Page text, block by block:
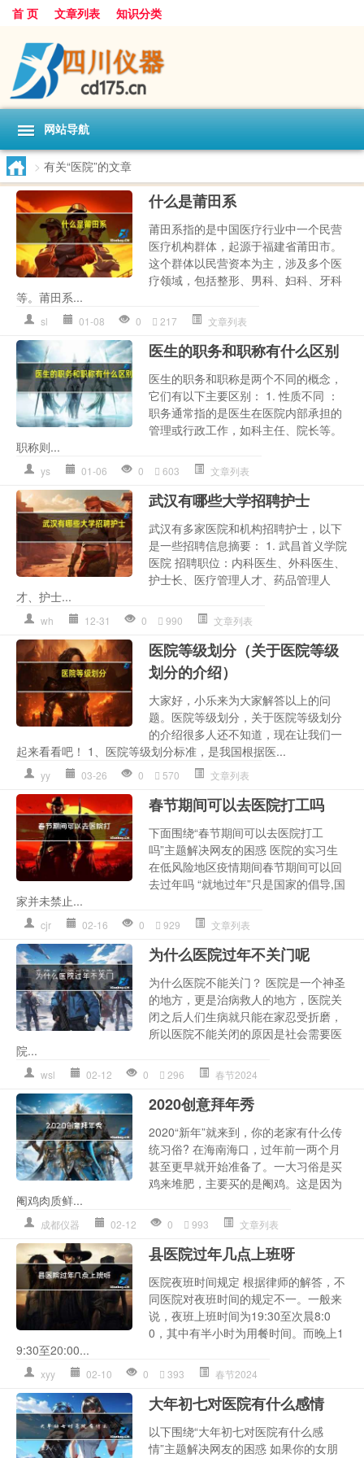
首 页 文章列表 知识分类
网站导航
> 有关“医院”的文章
什么是莆田系
莆田系指的是中国医疗行业中一个民营
医疗机构群体，起源于福建省莆田市。
这个群体以民营资本为主，涉及多个医
疗领域，包括整形、男科、妇科、牙科
等。莆田系...
sl 01-08 0 217 文章列表
医生的职务和职称有什么区别
医生的职务和职称是两个不同的概念，
它们有以下主要区别： 1. 性质不同 ：
职务通常指的是医生在医院内部承担的
管理或行政工作，如科主任、院长等。
职称则...
ys 01-06 0 603 文章列表
武汉有哪些大学招聘护士
武汉有多家医院和机构招聘护士，以下
是一些招聘信息摘要： 1. 武昌首义学院
医院 招聘职位：内科医生、外科医生、
护士长、医疗管理人才、药品管理人
才、护士...
wh 12-31 0 990 文章列表
医院等级划分（关于医院等级
划分的介绍）
大家好，小乐来为大家解答以上的问
题。医院等级划分，关于医院等级划分
的介绍很多人还不知道，现在让我们一
起来看看吧！ 1、医院等级划分标准，是我国根据医...
yy 03-26 0 570 文章列表
春节期间可以去医院打工吗
下面围绕“春节期间可以去医院打工
吗”主题解决网友的困惑 医院的实习生
在低风险地区疫情期间春节期间可以回
去过年吗 “就地过年”只是国家的倡导,国
家并未禁止...
cjr 02-16 0 929 文章列表
为什么医院过年不关门呢
为什么医院不能关门？ 医院是一个神圣
的地方，更是治病救人的地方，医院关
闭之后人们生病就只能在家忍受折磨，
所以医院不能关闭的原因是社会需要医
院...
wsl 02-12 0 296 春节2024
2020创意拜年秀
2020“新年”就来到，你的老家有什么传
统习俗? 在海南海口，过年前一两个月
甚至更早就开始准备了。一大习俗是买
鸡来堆肥，主要买的是阉鸡。这是因为
阉鸡肉质鲜...
成都仪器 02-12 0 993 文章列表
县医院过年几点上班呀
医院夜班时间规定 根据律师的解答，不
同医院对夜班时间的规定不一。一般来
说，夜班上班时间为19:30至次晨8:0
0，其中有半小时为用餐时间。而晚上1
9:30至20:00...
xyy 02-10 0 393 春节2024
大年初七对医院有什么感情
以下围绕“大年初七对医院有什么感
情”主题解决网友的困惑 如果你的女朋